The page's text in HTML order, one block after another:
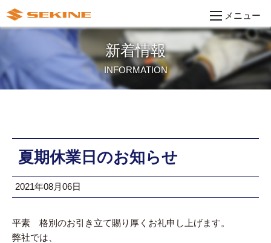
メニュー
新着情報
INFORMATION
夏期休業日のお知らせ
2021年08月06日
平素 格別のお引き立て賜り厚くお礼申し上げます。
弊社では、